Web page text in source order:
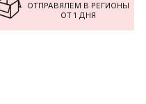
ОТПРАВЯЛЕМ В РЕГИОНЫ
ОТ 1 ДНЯ